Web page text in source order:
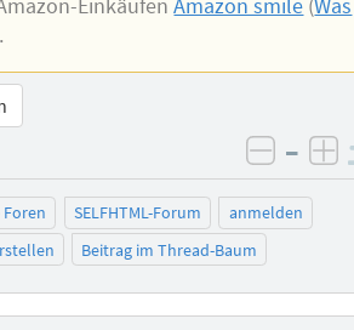
EinkäufenAmazon smile (Was
–
SELFHTML-Forum
anmelden
Beitrag im Thread-Baum